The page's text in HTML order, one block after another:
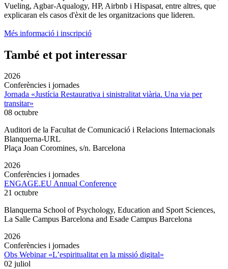
Vueling, Agbar-Aqualogy, HP, Airbnb i Hispasat, entre altres, que
explicaran els casos d'èxit de les organitzacions que lideren.
Més informació i inscripció
També et pot interessar
2026
Conferències i jornades
Jornada «Justícia Restaurativa i sinistralitat viària. Una via per
transitar»
08 octubre
Auditori de la Facultat de Comunicació i Relacions Internacionals
Blanquerna-URL
Plaça Joan Coromines, s/n. Barcelona
2026
Conferències i jornades
ENGAGE.EU Annual Conference
21 octubre
Blanquerna School of Psychology, Education and Sport Sciences,
La Salle Campus Barcelona and Esade Campus Barcelona
2026
Conferències i jornades
Obs Webinar «L’espiritualitat en la missió digital»
02 juliol